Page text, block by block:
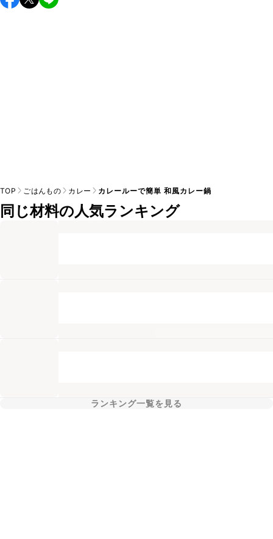
し上がりください。
TOP ごはんもの カレー カレールーで簡単 和風カレー鍋
同じ材料の人気ランキング
ランキング一覧を見る